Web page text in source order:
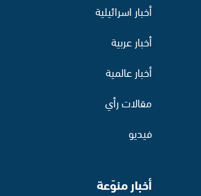
أخبار اسرائيلية
أخبار عربية
أخبار عالمية
مقالات رأي
فيديو
أخبار منوّعة